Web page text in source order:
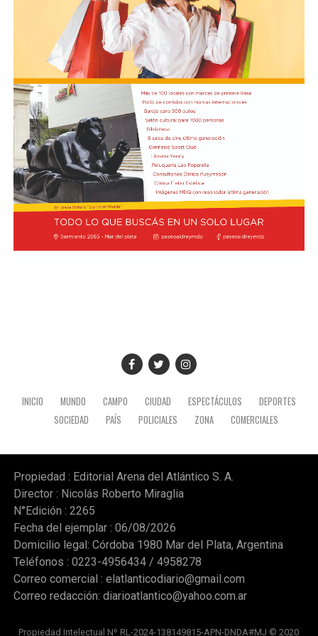
inauguración de una Unidad Táctica de Operaciones
Inmediatas (UTOI).
Luego se refirió al viaje que hizo Georgieva a Vaca
Muerta junto al ministro Luis Caputo y al CEO y
presidente de YPF, Horacio Marin. "Le quiero recordar a
la directora del FMI que ese petróleo que fue a ver es del
pueblo argentino, es nuestro petróleo, es argentino",
dijo y agregó: "Tendría que usarse para el desarrollo
nacional, para la industria nacional, para que lo puedan
comprar y adquirir a un precio posible de los costos
nacionales".
Además, el gobernador se refirió a la importancia del
yacimiento patagónico y recordó también que el
INICIO MUNDO CAMPO CIUDAD ESPECTÁCULOS
DEPORTES
SOCIEDAD
PAÍS POLICIALES ZONA COMERCIALES
Propiedad : Editorial Arena del Atlántico S. A.
Director : Nicolás Roberto Miraglia
N°Edición : 2265
Fecha del ejemplar : 06/08/2026
Domicilio legal: Córdoba 1980 Mar del Plata, Argentina
Teléfonos : 0223-4956434 / 4958278
Correo comercial : elatlanticodiario@gmail.com
Correo redacción: diarioatlantico@yahoo.com.ar
Propiedad Intelectual Nº RL-2024-138149815-APN-DNDA#MJ © 2020